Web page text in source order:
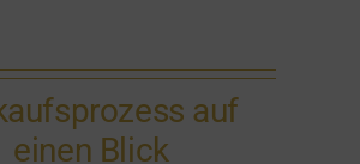
auf
einen Blick